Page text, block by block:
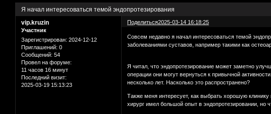
Я начал интересоваться темой эндопротезирования
Поделиться2025-03-14 16:18:25
vip.kruzin
Участник
Зарегистрирован: 2024-12-12
Приглашений: 0
Сообщений: 54
Провел на форуме:
11 часов 16 минут
Последний визит:
2025-03-19 15:13:23
Совсем недавно я начал интересоваться темой
заболеваниями суставов, например такими как
Я читал, что эндопротезирование может заметно
операции они могут вернуться к привычной
несколько лет. Насколько это распространено?
Также меня интересует, как выбрать хорошую
хирург имел большой опыт в эндопротезировании,